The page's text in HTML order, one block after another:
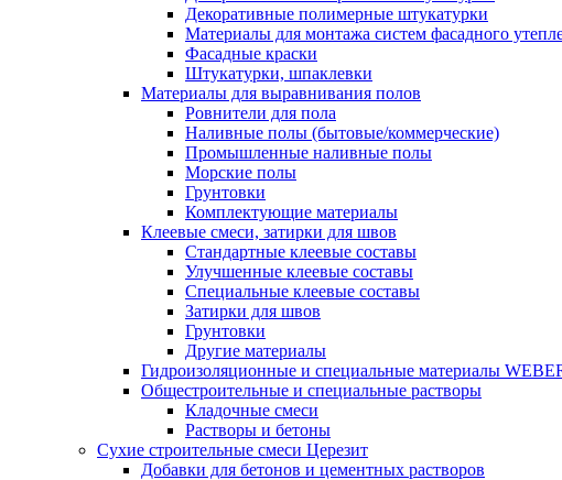
Декоративные полимерные штукатурки
Материалы для монтажа систем фасадного
Фасадные краски
Штукатурки, шпаклевки
Материалы для выравнивания полов
Ровнители для пола
Наливные полы (бытовые/коммерческие)
Промышленные наливные полы
Морские полы
Грунтовки
Комплектующие материалы
Клеевые смеси, затирки для швов
Стандартные клеевые составы
Улучшенные клеевые составы
Специальные клеевые составы
Затирки для швов
Грунтовки
Другие материалы
Гидроизоляционные и специальные материалы
Общестроительные и специальные растворы
Кладочные смеси
Растворы и бетоны
Сухие строительные смеси Церезит
Добавки для бетонов и цементных растворов